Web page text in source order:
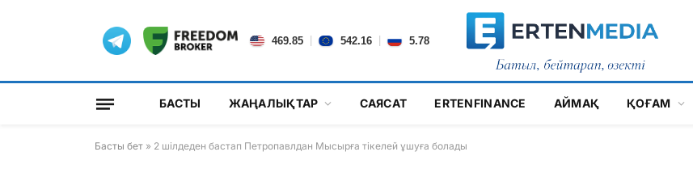
469.85 542.16 5.78
БАСТЫ ЖАҢАЛЫҚТАР САЯСАТ ERTENFINANCE АЙМАҚ ҚОҒАМ
Басты бет » 2 шілдеден бастап Петропавлдан Мысырға тікелей ұшуға болады